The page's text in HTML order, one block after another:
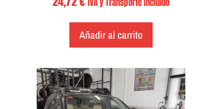
IVA y Transporte Incluido
Añadir al carrito